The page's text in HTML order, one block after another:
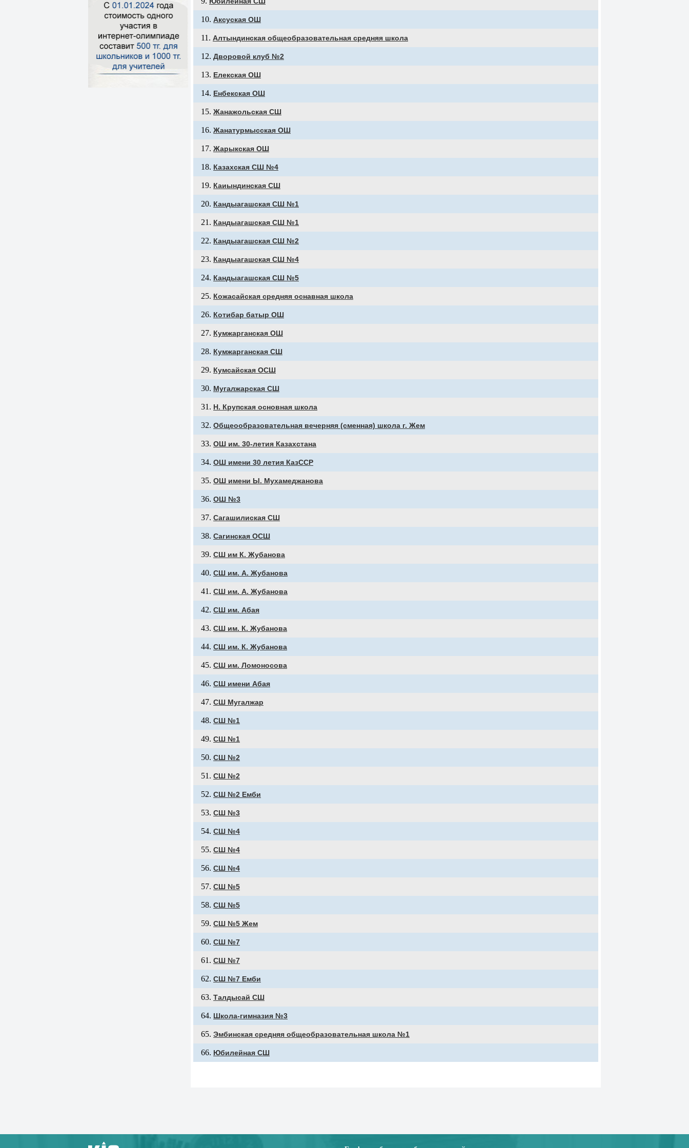
Аксуская ОШ
Алтындинская общеобразовательная средняя школа
Дворовой клуб №2
Елекская ОШ
Енбекская ОШ
Жанажольская СШ
Жанатурмысская ОШ
Жарыкская ОШ
Казахская СШ №4
Каиындинская СШ
Кандыагашская СШ №1
Кандыагашская СШ №1
Кандыагашская СШ №2
Кандыагашская СШ №4
Кандыагашская СШ №5
Кожасайская средняя оснавная школа
Котибар батыр ОШ
Кумжарганская ОШ
Кумжарганская СШ
Кумсайская ОСШ
Мугалжарская СШ
Н. Крупская основная школа
Общеообразовательная вечерняя (сменная) школа г. Жем
ОШ им. 30-летия Казахстана
ОШ имени 30 летия КазССР
ОШ имени Ы. Мухамеджанова
ОШ №3
Сагашилиская СШ
Сагинская ОCШ
СШ им К. Жубанова
СШ им. А. Жубанова
СШ им. А. Жубанова
СШ им. Абая
СШ им. К. Жубанова
СШ им. К. Жубанова
СШ им. Ломоносова
СШ имени Абая
СШ Мугалжар
СШ №1
СШ №1
СШ №2
СШ №2
СШ №2 Емби
СШ №3
СШ №4
СШ №4
СШ №4
СШ №5
СШ №5
СШ №5 Жем
СШ №7
СШ №7
СШ №7 Емби
Талдысай СШ
Школа-гимназия №3
Эмбинская средняя общеобразовательная школа №1
Юбилейная СШ